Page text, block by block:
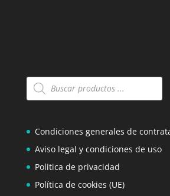
Búsqueda
de
Condiciones generales de
Aviso legal y condiciones de uso
Politica de privacidad
Política de cookies (UE)